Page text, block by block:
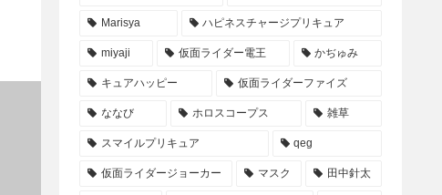
Marisya ハピネスチャージプリキュア
miyaji 仮面ライダー電王 かぢゅみ
キュアハッピー 仮面ライダーファイズ
ななび ホロスコープス 雑草
スマイルプリキュア qeg
仮面ライダージョーカー マスク 田中針太